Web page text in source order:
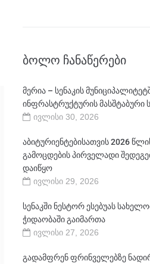
ᲑᲝᲚᲝ ᲩᲐᲜᲐᲬᲔᲠᲔᲑᲘ
მერია – სენაკის
ინფრასტრუქტურის მასშტაბური
ივლისი 30, 2026
აბიტურიენტებისათვის 2026
გამოცდების პირველადი
დაიწყო
ივლისი 29, 2026
სენაკში ნესტორ ესებუას
ჭიდაობაში გაიმართა
ივლისი 27, 2026
გადამფრენ ფრინველებზე